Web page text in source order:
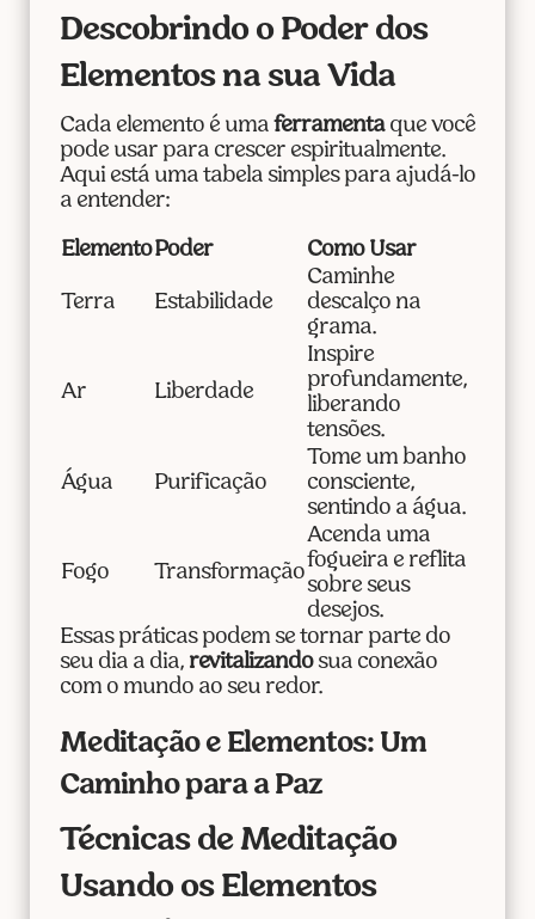
Descobrindo o Poder dos
Elementos na sua Vida
Cada elemento é uma ferramentaque você
pode usar para crescer espiritualmente.
Aqui está uma tabela simples para ajudá-lo
a entender:
ElementoPoder Como Usar
Terra Estabilidade
Caminhe
descalço na
grama.
Ar Liberdade
Inspire
profundamente,
liberando
tensões.
Água Purificação
Tome um banho
consciente,
sentindo a água.
Fogo Transformação
Acenda uma
fogueira e reflita
sobre seus
desejos.
Essas práticas podem se tornar parte do
seu dia a dia, revitalizandosua conexão
com o mundo ao seu redor.
Meditação e Elementos: Um
Caminho para a Paz
Técnicas de Meditação
Usando os Elementos